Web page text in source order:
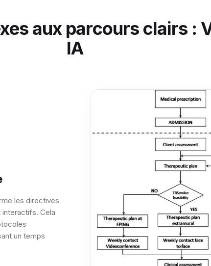
aux parcours clairs :
IA
les directives
Cela
un temps